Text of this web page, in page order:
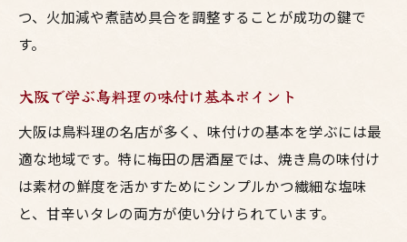
焼き鳥味付けで広がるお酒のおつまみ体験
塩コショウで仕上げる鳥料理の魅力解説
焼き鳥味付けタイミングで差がつくコツ
居酒屋直伝の焼鳥タレ作り方とアレンジ術
大阪流焼き鳥味付けでお酒も楽しむ方法
つ、火加減や煮詰め具合を調整することが成功の鍵で
す。
大阪で学ぶ鳥料理の味付け基本ポイント
大阪は鳥料理の名店が多く、味付けの基本を学ぶには最
適な地域です。特に梅田の居酒屋では、焼き鳥の味付け
は素材の鮮度を活かすためにシンプルかつ繊細な塩味
と、甘辛いタレの両方が使い分けられています。